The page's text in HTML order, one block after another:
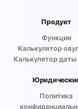
Продукт
Функции
Калькулятор
Калькулятор
Политика